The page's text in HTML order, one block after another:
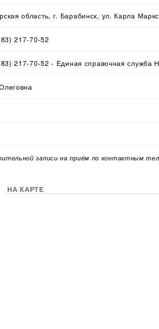
область, г. Барабинск, ул. Карла
217-70-52
217-70-52 - Единая справочная служба
записи на приём по контактным
НА КАРТЕ